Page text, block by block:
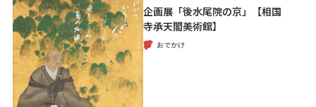
企画展「後水尾院の京」【相国
寺承天閣美術館】
おでかけ